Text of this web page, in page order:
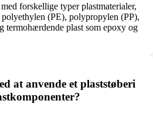
forskellige typer plastmaterialer,
polyethylen (PE), polypropylen (PP),
plast som epoxy og
at anvende et plaststøberi